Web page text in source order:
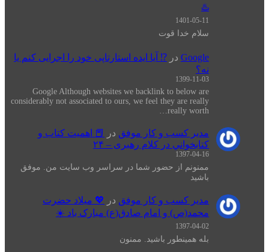
♨️
1401-05-11
سلام خدا قوت
Google در ⁉️ آیا ایده استارتاپی خود را اجرایی کنم یا
نه؟
1399-11-03
Google Although websites we backlink to below are
considerably not associated to ours, we feel they are really
really worth…
مدیر کسب و کار موفق در
📕 اهميت كتاب و
كتابخواني در كلام رهبری – ۲۴
1397-04-16
ممنونم از حضور شما در سراسر وب سایت من. موفق
باشید
مدیر کسب و کار موفق در
💖 میلاد حضرت
محمد(ص) و امام صادق(ع) مبارک باد ☀️
1397-04-02
بله همینطور باشید. ممنون